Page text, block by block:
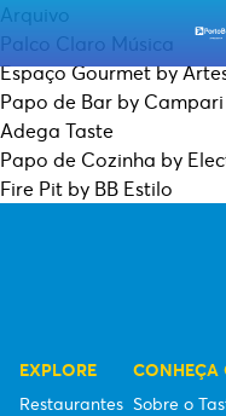
Arquivo
Palco Claro Música
Espaço Gourmet by
Papo de Bar by
Adega Taste
Papo de Cozinha by
Fire Pit by BB Estilo
EXPLORE
Restaurantes
CONHEÇA
Sobre o